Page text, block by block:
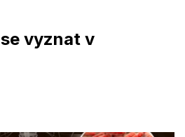
vyznat v